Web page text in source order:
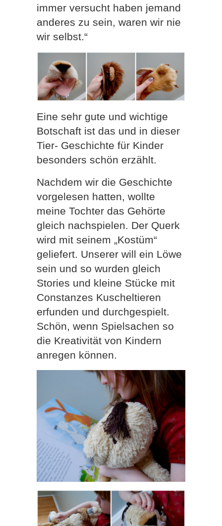
immer versucht haben jemand
anderes zu sein, waren wir nie
wir selbst.“
Eine sehr gute und wichtige
Botschaft ist das und in dieser
Tier- Geschichte für Kinder
besonders schön erzählt.
Nachdem wir die Geschichte
vorgelesen hatten, wollte
meine Tochter das Gehörte
gleich nachspielen. Der Querk
wird mit seinem „Kostüm“
geliefert. Unserer will ein Löwe
sein und so wurden gleich
Stories und kleine Stücke mit
Constanzes Kuscheltieren
erfunden und durchgespielt.
Schön, wenn Spielsachen so
die Kreativität von Kindern
anregen können.